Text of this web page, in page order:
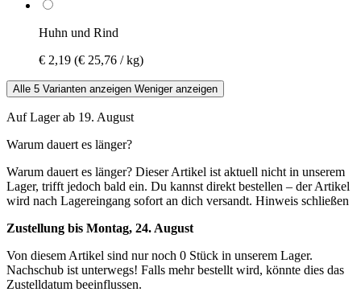
Huhn und Rind
€ 2,19 (€ 25,76 / kg)
Alle 5 Varianten anzeigen Weniger anzeigen
Auf Lager ab 19. August
Warum dauert es länger?
Warum dauert es länger? Dieser Artikel ist aktuell nicht in unserem
Lager, trifft jedoch bald ein. Du kannst direkt bestellen – der Artikel
wird nach Lagereingang sofort an dich versandt. Hinweis schließen
Zustellung bis Montag, 24. August
Von diesem Artikel sind nur noch 0 Stück in unserem Lager.
Nachschub ist unterwegs! Falls mehr bestellt wird, könnte dies das
Zustelldatum beeinflussen.